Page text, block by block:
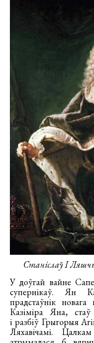
Станіслаў І
У доўгай вайне
супернікаў. Ян
прадстаўнік
Казіміра Яна, стаў
і разбіў Грыгорыя
Ляхавічамі.